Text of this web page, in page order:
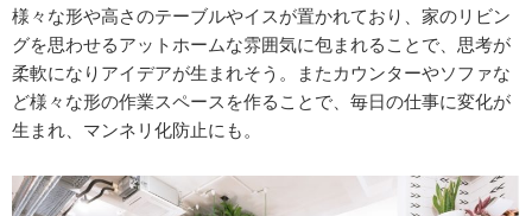
様々な形や高さのテーブルやイスが置かれており、家のリビン
グを思わせるアットホームな雰囲気に包まれることで、思考が
柔軟になりアイデアが生まれそう。またカウンターやソファな
ど様々な形の作業スペースを作ることで、毎日の仕事に変化が
生まれ、マンネリ化防止にも。